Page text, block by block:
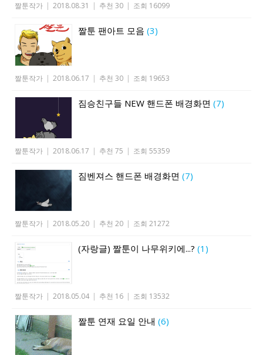
짤툰작가 | 2018.08.31 | 추천 30 | 조회 16099
짤툰 팬아트 모음 (3)
짤툰작가 | 2018.06.17 | 추천 30 | 조회 19653
짐승친구들 NEW 핸드폰 배경화면 (7)
짤툰작가 | 2018.06.17 | 추천 75 | 조회 55359
짐벤져스 핸드폰 배경화면 (7)
짤툰작가 | 2018.05.20 | 추천 20 | 조회 21272
(자랑글) 짤툰이 나무위키에...? (1)
짤툰작가 | 2018.05.04 | 추천 16 | 조회 13532
짤툰 연재 요일 안내 (6)